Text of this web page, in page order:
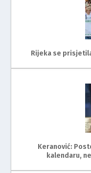
Rijeka se
Keranović:
kalendaru,